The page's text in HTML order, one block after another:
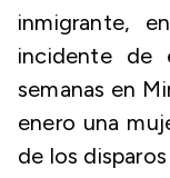
inmigrante,
incidente de
semanas en
enero una
de los